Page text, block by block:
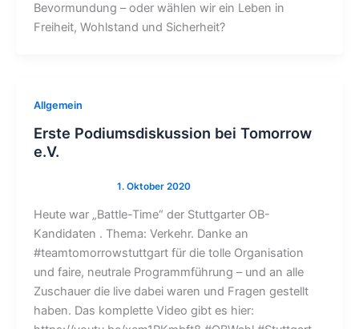
Bevormundung – oder wählen wir ein Leben in
Freiheit, Wohlstand und Sicherheit?
Allgemein
Erste Podiumsdiskussion bei Tomorrow
e.V.
Heute war „Battle-Time“ der Stuttgarter OB-
Kandidaten . Thema: Verkehr. Danke an
#teamtomorrowstuttgart für die tolle Organisation
und faire, neutrale Programmführung – und an alle
Zuschauer die live dabei waren und Fragen gestellt
haben. Das komplette Video gibt es hier: